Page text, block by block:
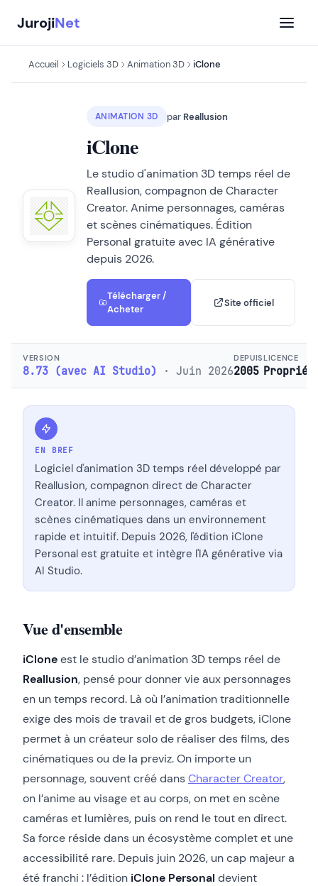
contenu
JurojiNet
Accueil Logiciels 3D Animation 3D iClone
ANIMATION 3D par Reallusion
iClone
Le studio d'animation 3D temps réel de
Reallusion, compagnon de Character
Creator. Anime personnages, caméras
et scènes cinématiques. Édition
Personal gratuite avec IA générative
depuis 2026.
Télécharger /
Acheter
Site officiel
VERSION
8.73 (avec AI Studio) · Juin 2026
DEPUIS
2005
LICENCE
EN BREF
Logiciel d'animation 3D temps réel développé par
Reallusion, compagnon direct de Character
Creator. Il anime personnages, caméras et
scènes cinématiques dans un environnement
rapide et intuitif. Depuis 2026, l'édition iClone
Personal est gratuite et intègre l'IA générative via
AI Studio.
Vue d'ensemble
iCloneest le studio d’animation 3D temps réel de
Reallusion, pensé pour donner vie aux personnages
en un temps record. Là où l’animation traditionnelle
exige des mois de travail et de gros budgets, iClone
permet à un créateur solo de réaliser des films, des
cinématiques ou de la previz. On importe un
personnage, souvent créé dansCharacter Creator,
on l’anime au visage et au corps, on met en scène
caméras et lumières, puis on rend le tout en direct.
Sa force réside dans un écosystème complet et une
accessibilité rare. Depuis juin 2026, un cap majeur a
été franchi : l’édition iClone Personal devient